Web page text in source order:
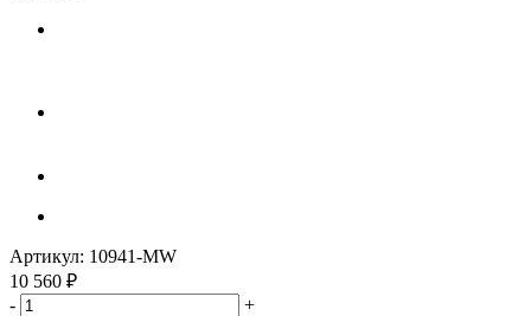
Артикул: 10941-MW
10 560 ₽
-
+